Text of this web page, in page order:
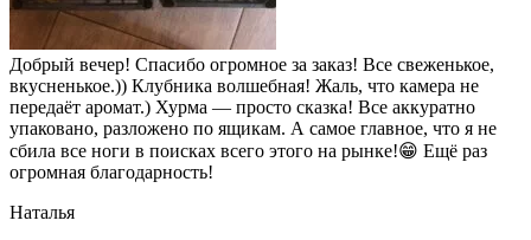
Добрый вечер! Спасибо огромное за заказ! Все свеженькое,
вкусненькое.)) Клубника волшебная! Жаль, что камера не
передаёт аромат.) Хурма — просто сказка! Все аккуратно
упаковано, разложено по ящикам. А самое главное, что я не
сбила все ноги в поисках всего этого на рынке!😁 Ещё раз
огромная благодарность!
Наталья